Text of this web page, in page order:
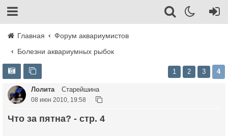
Главная
Форум аквариумистов
Болезни аквариумных рыбок
1 2 3 4
Лолита Старейшина
08 июн 2010, 19:58
что за пятна? - стр. 4